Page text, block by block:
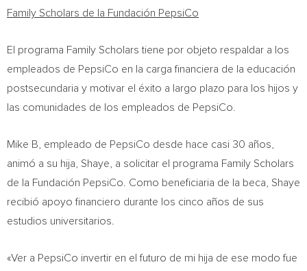
Family Scholars de la Fundación PepsiCo
El programa Family Scholars tiene por objeto respaldar a los
empleados de PepsiCo en la carga financiera de la educación
postsecundaria y motivar el éxito a largo plazo para los hijos y
las comunidades de los empleados de PepsiCo.
Mike B, empleado de PepsiCo desde hace casi 30 años,
animó a su hija, Shaye, a solicitar el programa Family Scholars
de la Fundación PepsiCo. Como beneficiaria de la beca, Shaye
recibió apoyo financiero durante los cinco años de sus
estudios universitarios.
«Ver a PepsiCo invertir en el futuro de mi hija de ese modo fue